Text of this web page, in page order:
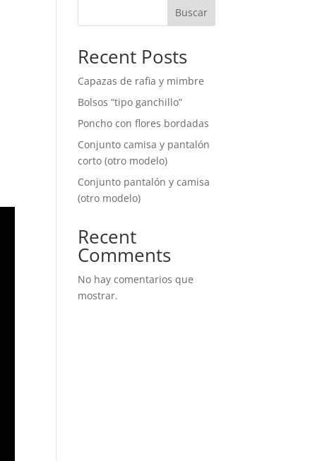
Buscar
Recent Posts
Capazas de rafia y mimbre
Bolsos “tipo ganchillo”
Poncho con flores bordadas
Conjunto camisa y pantalón
corto (otro modelo)
Conjunto pantalón y camisa
(otro modelo)
Recent
Comments
No hay comentarios que
mostrar.